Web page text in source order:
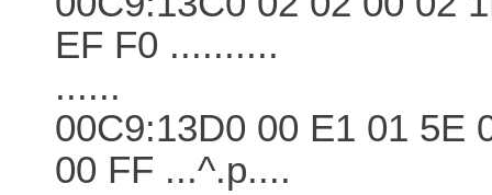
EF F0 ..........
......
00C9:13D0 00 E1 01 5E
00 FF ...^.p....